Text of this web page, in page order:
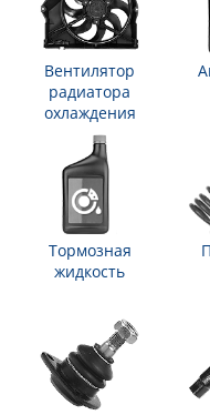
Вентилятор
радиатора
охлаждения
Тормозная
жидкость